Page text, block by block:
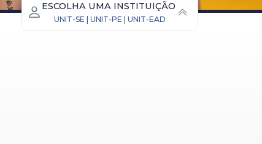
ESCOLHA UMA INSTITUIÇÃO
UNIT-SE | UNIT-PE | UNIT-EAD